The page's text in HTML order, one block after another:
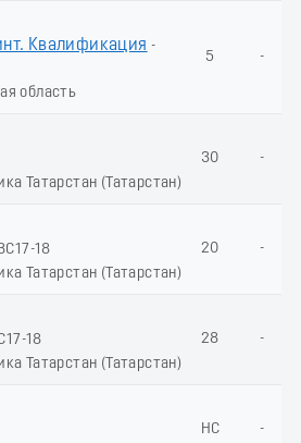
Квалификация -
область
5 -
Татарстан (Татарстан)
30 -
18
Татарстан (Татарстан)
20 -
18
Татарстан (Татарстан)
28 -
НС -